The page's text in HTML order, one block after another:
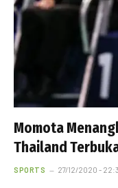
Momota
Thailand
SPORTS 27/12/2020 -